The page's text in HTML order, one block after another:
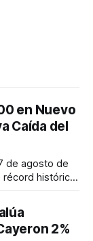
en Nuevo
Caída del
de agosto de
récord histórico
a 26,690.62.
de julio
2%